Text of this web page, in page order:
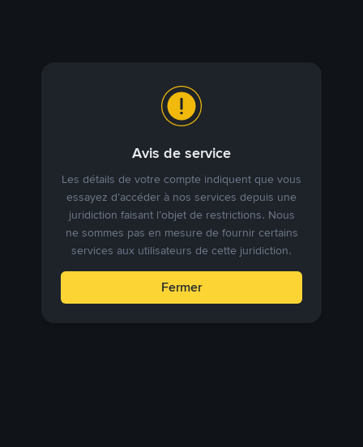
Avis de service
Les détails de votre compte indiquent que vous
essayez d’accéder à nos services depuis une
juridiction faisant l’objet de restrictions. Nous
ne sommes pas en mesure de fournir certains
services aux utilisateurs de cette juridiction.
Fermer